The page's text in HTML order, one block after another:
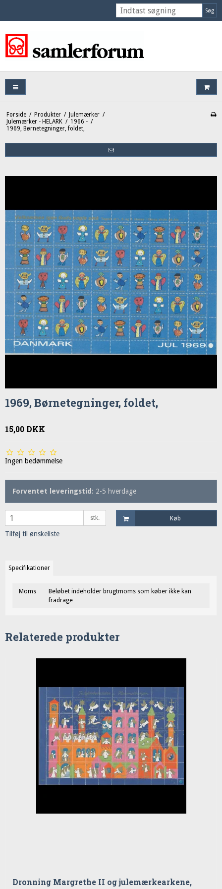
Søg
Forside / Produkter / Julemærker /
Julemærker - HELARK / 1966 - /
1969, Børnetegninger, foldet,
1969, Børnetegninger, foldet,
15,00 DKK
Ingen bedømmelse
Forventet leveringstid: 2-5 hverdage
stk. Køb
Tilføj til ønskeliste
Specifikationer
Moms
Beløbet indeholder brugtmoms som køber ikke kan
fradrage
Relaterede produkter
Dronning Margrethe II og julemærkearkene,